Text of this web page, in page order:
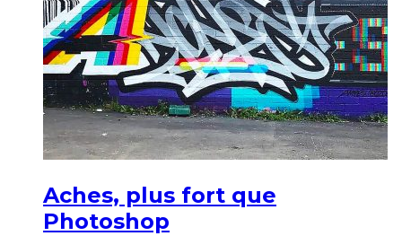
Aches, plus fort que
Photoshop